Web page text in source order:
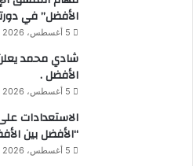
الأفضل” في
5 أغسطس، 2026
شادي محمد
الأفضل .
5 أغسطس، 2026
الاستعدادات
“الأفضل بين
5 أغسطس، 2026